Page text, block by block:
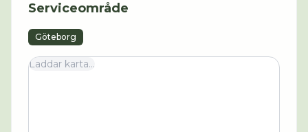
Serviceområde
Göteborg
Laddar karta...